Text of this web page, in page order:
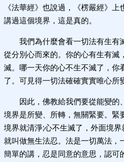
《法華經》也說過，《楞嚴經》
講過這個境界，這是真的。
我們為什麼會看一切法有生有
從分別心而來的。你的心有生有滅
滅。哪一天你的心不生不滅了，你
了。可見得一切法確確實實唯心所
因此，佛教給我們要從能變的
境界是所變、所轉，無關緊要。緊
境界就清淨;心不生滅了，外面境
就叫做無生法忍。法是一切萬法，
簡單的講，忍是同意的意思，認可